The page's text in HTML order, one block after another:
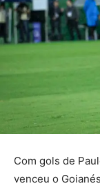
Com gols de
venceu o